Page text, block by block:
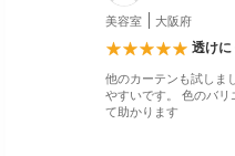
美容室 大阪府
透けに
他のカーテンも試しま
やすいです。 色のバリ
て助かります